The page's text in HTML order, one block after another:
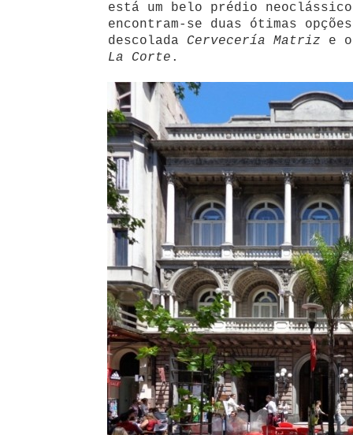
está um belo prédio
encontram-se duas ótimas
descolada Cervecería Matriz e
La Corte .